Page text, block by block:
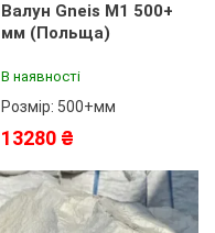
Валун Gneis M1 500+
мм (Польща)
В наявності
Розмір: 500+мм
13280 ₴